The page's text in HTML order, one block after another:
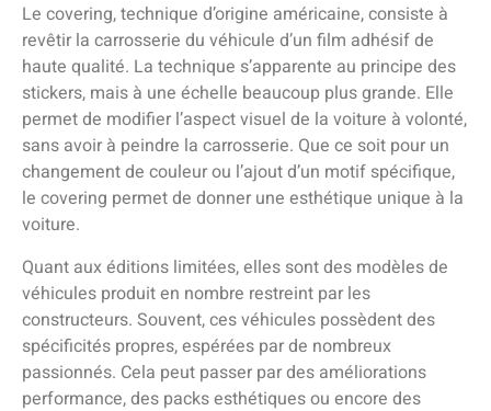
Le covering, technique d’origine américaine, consiste à
revêtir la carrosserie du véhicule d’un film adhésif de
haute qualité. La technique s’apparente au principe des
stickers, mais à une échelle beaucoup plus grande. Elle
permet de modifier l’aspect visuel de la voiture à volonté,
sans avoir à peindre la carrosserie. Que ce soit pour un
changement de couleur ou l’ajout d’un motif spécifique,
le covering permet de donner une esthétique unique à la
voiture.
Quant aux éditions limitées, elles sont des modèles de
véhicules produit en nombre restreint par les
constructeurs. Souvent, ces véhicules possèdent des
spécificités propres, espérées par de nombreux
passionnés. Cela peut passer par des améliorations
performance, des packs esthétiques ou encore des